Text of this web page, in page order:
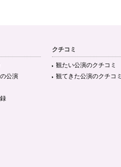
公演
クチコミ
観たい公演のクチコミ
観てきた公演のクチコミ